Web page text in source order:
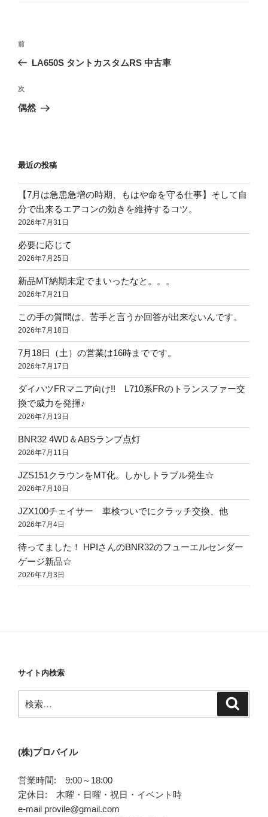
投
ナ
ビ
ゲ
ン
前
の
稿
前
LA650S タントカスタムRS 中古車
次
の
次
偶然
最近の投稿
【7月は急患急増の時期、もはや命を守る仕事】そして自
分で出来るエアコンの効きを維持するコツ。
2026年7月31日
必要に応じて
2026年7月25日
新品MT納期未定でまいったなと。。。
2026年7月21日
この手の質問は、苦手と言うか回答が出来ないんです。
2026年7月18日
7月18日（土）の営業は16時までです。
2026年7月17日
ダイハツFRマニア向け!! L710系FRのトランスファー交
換で威力を発揮♪
2026年7月13日
BNR32 4WD＆ABSランプ点灯
2026年7月11日
JZS151クラウンをMT化。しかしトラブル発生☆
2026年7月10日
JZX100チェイサー 車検ついでにクラッチ交換、他
2026年7月4日
待ってました！ HPIさんのBNR32のフューエルセンダー
ゲージ新品☆
2026年7月3日
サイト内検索
索:
(株)プロバイル
営業時間: 9:00～18:00
定休日: 木曜・日曜・祝日・イベント時
e-mail provile@gmail.com